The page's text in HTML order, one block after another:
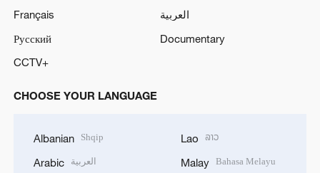
Français
العربية
Русский
Documentary
CCTV+
CHOOSE YOUR LANGUAGE
Albanian Shqip
Arabic العربية
Lao ລາວ
Malay Bahasa Melayu